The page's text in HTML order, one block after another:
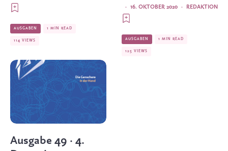
AUSGABEN 1 MIN READ
114 VIEWS
Ausgabe 49 · 4.
REDAKTION
·
16. OKTOBER 2020
·
AUSGABEN 1 MIN READ
125 VIEWS